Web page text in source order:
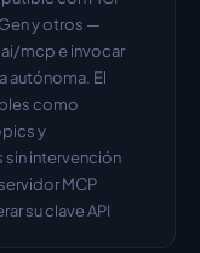
y otros —
mcp e invocar
autónoma. El
como
y
intervención
MCP
su clave API